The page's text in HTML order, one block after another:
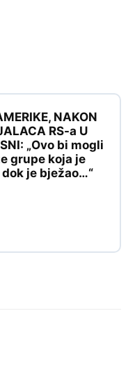
NAKON
RS-a U
„Ovo bi mogli
grupe koja je
je bježao…“